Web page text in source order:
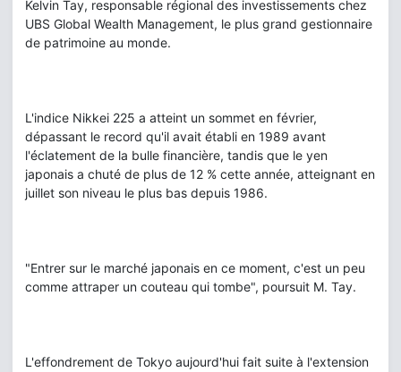
Kelvin Tay, responsable régional des investissements chez
UBS Global Wealth Management, le plus grand gestionnaire
de patrimoine au monde.
L'indice Nikkei 225 a atteint un sommet en février,
dépassant le record qu'il avait établi en 1989 avant
l'éclatement de la bulle financière, tandis que le yen
japonais a chuté de plus de 12 % cette année, atteignant en
juillet son niveau le plus bas depuis 1986.
"Entrer sur le marché japonais en ce moment, c'est un peu
comme attraper un couteau qui tombe", poursuit M. Tay.
L'effondrement de Tokyo aujourd'hui fait suite à l'extension